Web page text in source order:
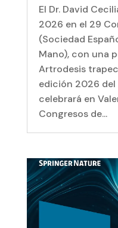
El Dr. David
2026 en el 29
(Sociedad
Mano), con una
Artrodesis
edición 2026 del
celebrará en
Congresos de...